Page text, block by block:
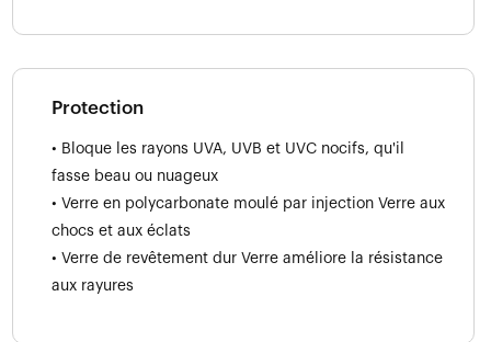
Protection
• Bloque les rayons UVA, UVB et UVC nocifs, qu'il
fasse beau ou nuageux
• Verre en polycarbonate moulé par injection Verre aux
chocs et aux éclats
• Verre de revêtement dur Verre améliore la résistance
aux rayures